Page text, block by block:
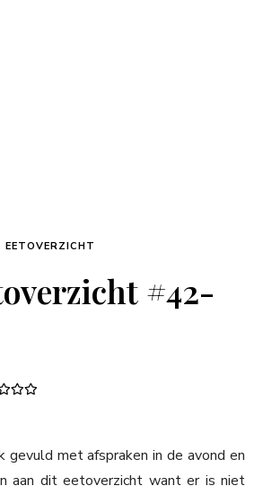
#42-
gevuld met afspraken in de avond en
aan dit eetoverzicht want er is niet